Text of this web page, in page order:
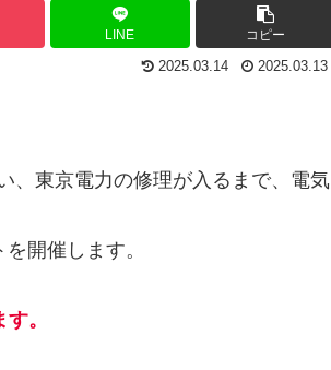
LINE コピー
2025.03.14 2025.03.13
、東京電力の修理が入るまで、電気
開催します。
。